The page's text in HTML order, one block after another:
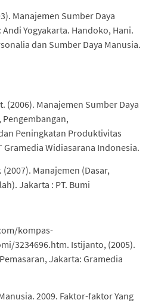
Manajemen Sumber Daya
Andi Yogyakarta. Handoko, Hani.
dan Sumber Daya Manusia.
(2006). Manajemen Sumber Daya
Pengembangan,
Peningkatan Produktivitas
Gramedia Widiasarana Indonesia.
(2007). Manajemen (Dasar,
Jakarta : PT. Bumi
kompas-
3234696.htm. Istijanto, (2005).
Jakarta: Gramedia
2009. Faktor-faktor Yang